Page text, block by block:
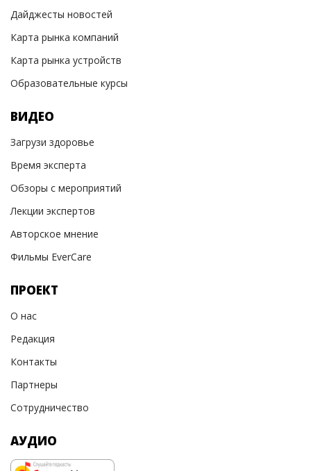
Дайджесты новостей
Карта рынка компаний
Карта рынка устройств
Образовательные курсы
ВИДЕО
Загрузи здоровье
Время эксперта
Обзоры с мероприятий
Лекции экспертов
Авторское мнение
Фильмы EverCare
ПРОЕКТ
О нас
Редакция
Контакты
Партнеры
Сотрудничество
АУДИО